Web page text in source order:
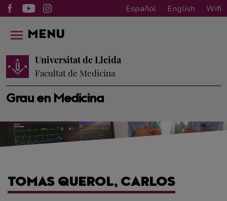
Español English Wifi
Grau en Medicina
Universitat de Lleida
Facultat de Medicina
MENU
TOMAS QUEROL, CARLOS